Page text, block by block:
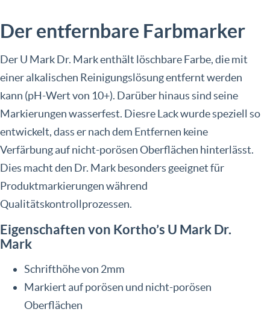
Der entfernbare Farbmarker
Der U Mark Dr. Mark enthält löschbare Farbe, die mit
einer alkalischen Reinigungslösung entfernt werden
kann (pH-Wert von 10+). Darüber hinaus sind seine
Markierungen wasserfest. Diesre Lack wurde speziell so
entwickelt, dass er nach dem Entfernen keine
Verfärbung auf nicht-porösen Oberflächen hinterlässt.
Dies macht den Dr. Mark besonders geeignet für
Produktmarkierungen während
Qualitätskontrollprozessen.
Eigenschaften von Kortho’s U Mark Dr.
Mark
Schrifthöhe von 2mm
Markiert auf porösen und nicht-porösen
Oberflächen